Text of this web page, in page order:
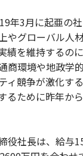
年3月に起亜の
やグローバル人
績を維持するの
商環境や地政学
ィ競争が激化す
るために昨年か
役社長は、給与